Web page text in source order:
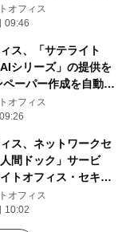
た「Pro」を提供 /
ライトオフィス/ネク
オフィス
09:46
ス、「サテライト
シリーズ」の提供を
ーパー作成を自動化
計AIが決算力を加
応の効率化とコスト
オフィス
ス、ネットワークセ
間ドック」サービ
オフィス・セキュ
の提供を開始 ～フ
チャとAI分析によ
見逃されがちな「内
オフィス
10:02